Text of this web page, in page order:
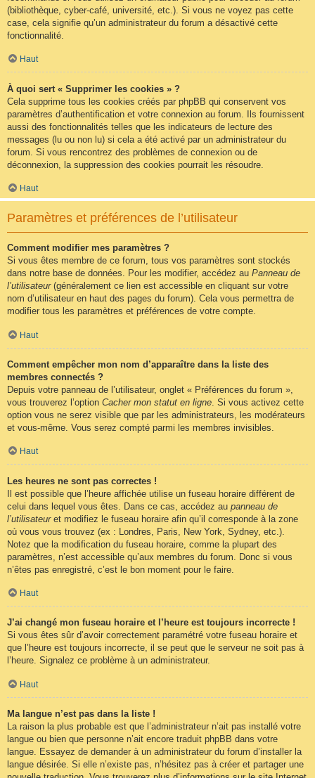
(bibliothèque, cyber-café, université, etc.). Si vous ne voyez pas cette
case, cela signifie qu’un administrateur du forum a désactivé cette
fonctionnalité.
Haut
À quoi sert « Supprimer les cookies » ?
Cela supprime tous les cookies créés par phpBB qui conservent vos
paramètres d’authentification et votre connexion au forum. Ils fournissent
aussi des fonctionnalités telles que les indicateurs de lecture des
messages (lu ou non lu) si cela a été activé par un administrateur du
forum. Si vous rencontrez des problèmes de connexion ou de
déconnexion, la suppression des cookies pourrait les résoudre.
Haut
Paramètres et préférences de l’utilisateur
Comment modifier mes paramètres ?
Si vous êtes membre de ce forum, tous vos paramètres sont stockés
dans notre base de données. Pour les modifier, accédez au Panneau de
l’utilisateur(généralement ce lien est accessible en cliquant sur votre
nom d’utilisateur en haut des pages du forum). Cela vous permettra de
modifier tous les paramètres et préférences de votre compte.
Haut
Comment empêcher mon nom d’apparaître dans la liste des
membres connectés ?
Depuis votre panneau de l’utilisateur, onglet « Préférences du forum »,
vous trouverez l’option Cacher mon statut en ligne . Si vous activez cette
option vous ne serez visible que par les administrateurs, les modérateurs
et vous-même. Vous serez compté parmi les membres invisibles.
Haut
Les heures ne sont pas correctes !
Il est possible que l’heure affichée utilise un fuseau horaire différent de
celui dans lequel vous êtes. Dans ce cas, accédez au panneau de
l’utilisateuret modifiez le fuseau horaire afin qu’il corresponde à la zone
où vous vous trouvez (ex : Londres, Paris, New York, Sydney, etc.).
Notez que la modification du fuseau horaire, comme la plupart des
paramètres, n’est accessible qu’aux membres du forum. Donc si vous
n’êtes pas enregistré, c’est le bon moment pour le faire.
Haut
J’ai changé mon fuseau horaire et l’heure est toujours incorrecte !
Si vous êtes sûr d’avoir correctement paramétré votre fuseau horaire et
que l’heure est toujours incorrecte, il se peut que le serveur ne soit pas à
l’heure. Signalez ce problème à un administrateur.
Haut
Ma langue n’est pas dans la liste !
La raison la plus probable est que l’administrateur n’ait pas installé votre
langue ou bien que personne n’ait encore traduit phpBB dans votre
langue. Essayez de demander à un administrateur du forum d’installer la
langue désirée. Si elle n’existe pas, n’hésitez pas à créer et partager une